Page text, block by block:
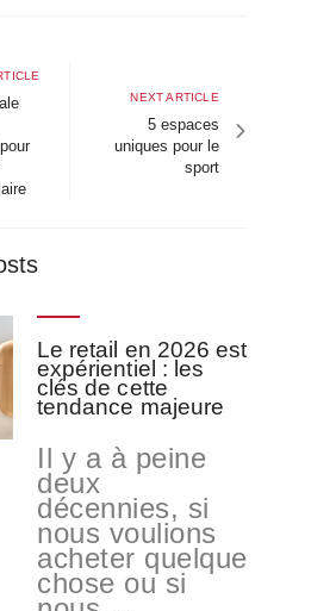
Next
article
NEXT ARTICLE
5 espaces
uniques pour le
sport
Le retail en 2026 est
expérientiel : les
clés de cette
tendance majeure
Il y a à peine
deux
décennies, si
nous voulions
acheter quelque
chose ou si